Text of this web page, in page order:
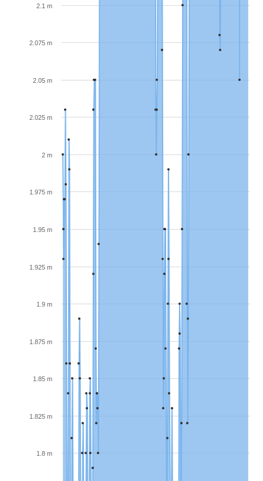
2 m
1.8 m
1.825 m
1.85 m
1.875 m
1.9 m
1.925 m
1.95 m
1.975 m
2.025 m
2.05 m
2.075 m
2.1 m